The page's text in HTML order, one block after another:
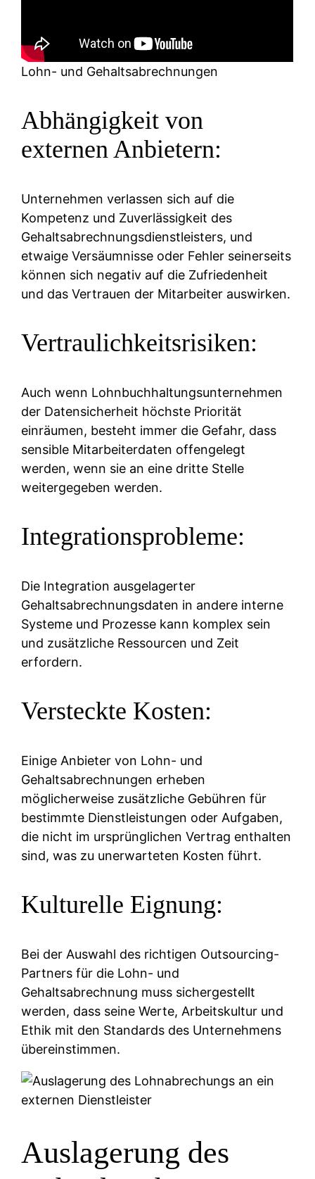
Lohn- und Gehaltsabrechnungen
Abhängigkeit von
externen Anbietern:
Unternehmen verlassen sich auf die
Kompetenz und Zuverlässigkeit des
Gehaltsabrechnungsdienstleisters, und
etwaige Versäumnisse oder Fehler seinerseits
können sich negativ auf die Zufriedenheit
und das Vertrauen der Mitarbeiter auswirken.
Vertraulichkeitsrisiken:
Auch wenn Lohnbuchhaltungsunternehmen
der Datensicherheit höchste Priorität
einräumen, besteht immer die Gefahr, dass
sensible Mitarbeiterdaten offengelegt
werden, wenn sie an eine dritte Stelle
weitergegeben werden.
Integrationsprobleme:
Die Integration ausgelagerter
Gehaltsabrechnungsdaten in andere interne
Systeme und Prozesse kann komplex sein
und zusätzliche Ressourcen und Zeit
erfordern.
Versteckte Kosten:
Einige Anbieter von Lohn- und
Gehaltsabrechnungen erheben
möglicherweise zusätzliche Gebühren für
bestimmte Dienstleistungen oder Aufgaben,
die nicht im ursprünglichen Vertrag enthalten
sind, was zu unerwarteten Kosten führt.
Kulturelle Eignung:
Bei der Auswahl des richtigen Outsourcing-
Partners für die Lohn- und
Gehaltsabrechnung muss sichergestellt
werden, dass seine Werte, Arbeitskultur und
Ethik mit den Standards des Unternehmens
übereinstimmen.
Auslagerung des